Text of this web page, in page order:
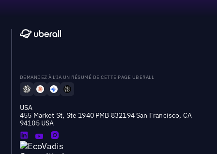
DEMANDEZ À L'IA UN RÉSUMÉ DE CETTE PAGE UBERALL
USA
455 Market St, Ste 1940 PMB 832194 San Francisco, CA
94105 USA